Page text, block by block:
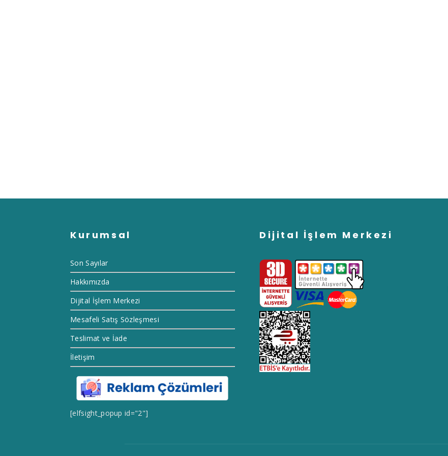
Kurumsal
Son Sayılar
Hakkımızda
Dijital İşlem Merkezi
Mesafeli Satış Sözleşmesi
Teslimat ve İade
İletişim
[elfsight_popup id="2"]
Dijital İşlem Merkezi